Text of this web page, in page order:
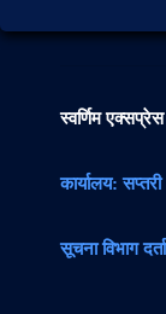
स्वर्णिम एक्सप्रेस
कार्यालय: सप्तरी
सूचना विभाग